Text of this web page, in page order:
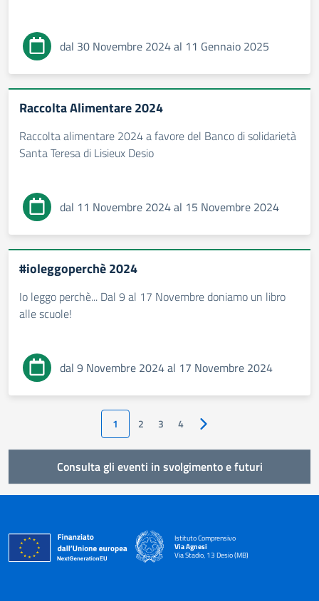
dal 30 Novembre 2024 al 11 Gennaio 2025
Raccolta Alimentare 2024
Raccolta alimentare 2024 a favore del Banco di solidarietà
Santa Teresa di Lisieux Desio
dal 11 Novembre 2024 al 15 Novembre 2024
#ioleggoperchè 2024
Io leggo perchè... Dal 9 al 17 Novembre doniamo un libro
alle scuole!
dal 9 Novembre 2024 al 17 Novembre 2024
1 2 3 4 Pagina successiva
Consulta gli eventi in svolgimento e futuri
Istituto Comprensivo
Via Agnesi
Via Stadio, 13 Desio (MB)
— Visita la pagina iniziale della scuola